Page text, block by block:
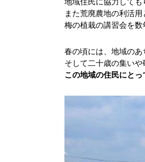
地域住民に協力しても
また荒廃農地の利活
梅の植栽の講習会を数
春の頃には、地域のあ
そして二十歳の集い
この地域の住民にとっ